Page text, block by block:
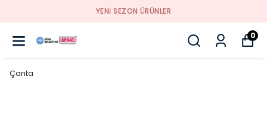
YENI SEZON ÜRÜNLER
0
Çanta